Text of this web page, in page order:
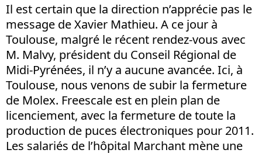
Il est certain que la direction n’apprécie pas le
message de Xavier Mathieu. A ce jour à
Toulouse, malgré le récent rendez-vous avec
M. Malvy, président du Conseil Régional de
Midi-Pyrénées, il n’y a aucune avancée. Ici, à
Toulouse, nous venons de subir la fermeture
de Molex. Freescale est en plein plan de
licenciement, avec la fermeture de toute la
production de puces électroniques pour 2011.
Les salariés de l’hôpital Marchant mène une